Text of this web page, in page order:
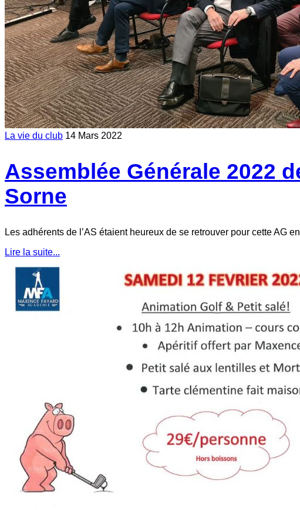
La vie du club 14 Mars 2022
Assemblée Générale 2022
Sorne
Les adhérents de l’AS étaient heureux de se retrouver pour cette AG
Lire la suite...